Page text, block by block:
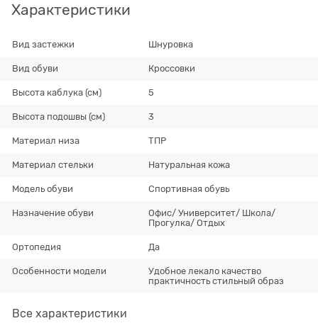
Характеристики
Вид застежки Шнуровка
Вид обуви Кроссовки
Высота каблука (см) 5
Высота подошвы (см) 3
Материал низа ТПР
Материал стельки Натуральная кожа
Модель обуви Спортивная обувь
Назначение обуви
Офис/ Университет/ Школа/
Прогулка/ Отдых
Ортопедия Да
Особенности модели
Удобное лекало качество
практичность стильный образ
Все характеристики